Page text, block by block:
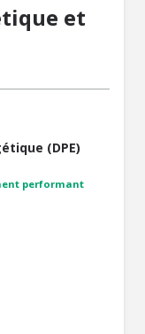
et
(DPE)
performant